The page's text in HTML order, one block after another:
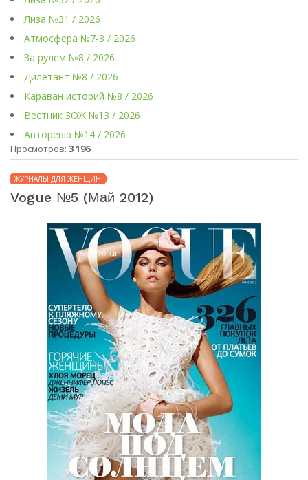
Лиза №31 / 2026
Атмосфера №7-8 / 2026
За рулем №8 / 2026
Дилетант №8 / 2026
Караван историй №8 / 2026
Вестник ЗОЖ №13 / 2026
Авторевю №14 / 2026
Просмотров: 3 196
ЖУРНАЛЫ ДЛЯ ЖЕНЩИН
Vogue №5 (май 2012)